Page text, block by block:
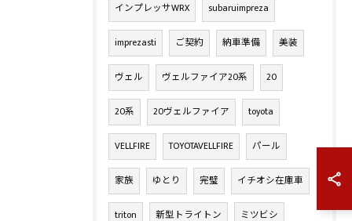
インプレッサWRX subaruimpreza
imprezasti ご契約 納車準備 美装
ヴェル ヴェルファイア20系 20
20系 20ヴェルファイア toyota
VELLFIRE TOYOTAVELLFIRE パール
家族 ゆとり 完璧 イチオシ在庫車
triton 新型トライトン ミツビシ